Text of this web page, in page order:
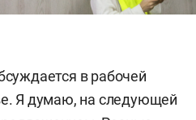
в рабочей
Я думаю, на следующей